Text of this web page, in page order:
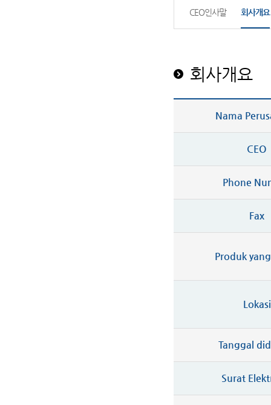
CEO인사말 회사개요
회사개요
Nama
CEO
Phone
Fax
Produk
Lokasi
Tanggal
Surat